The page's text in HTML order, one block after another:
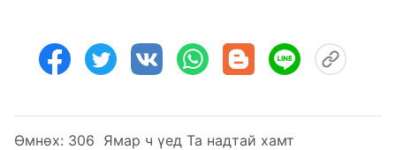
Өмнөх: 306 Ямар ч үед Та надтай хамт